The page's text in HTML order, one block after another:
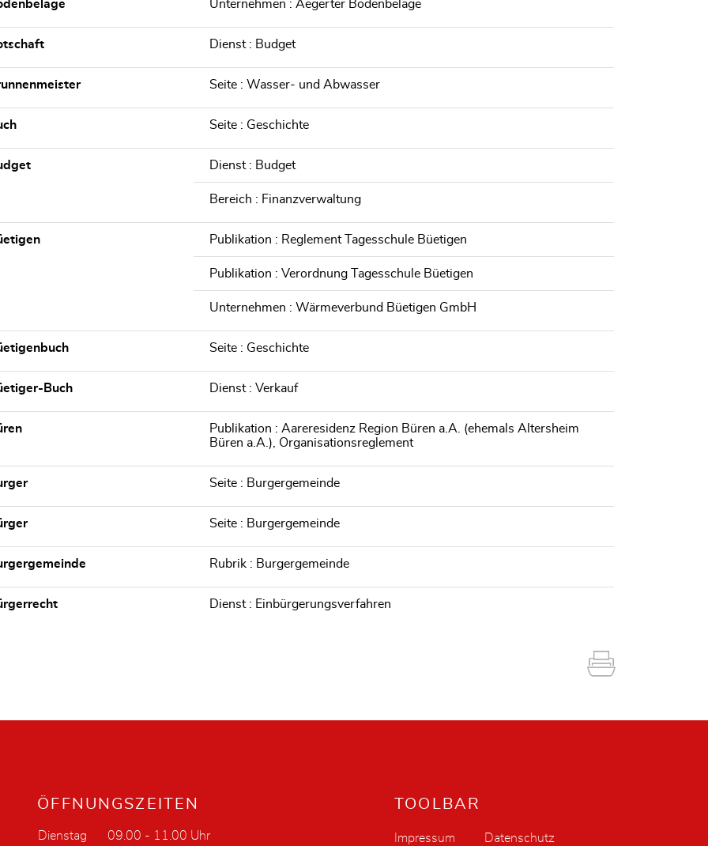
Unternehmen : Aegerter Bodenbeläge
Dienst : Budget
Seite : Wasser- und Abwasser
Seite : Geschichte
Dienst : Budget
Bereich : Finanzverwaltung
Publikation : Reglement Tagesschule Büetigen
Publikation : Verordnung Tagesschule Büetigen
Unternehmen : Wärmeverbund Büetigen GmbH
Seite : Geschichte
Buch Dienst : Verkauf
Publikation : Aareresidenz Region Büren a.A. (ehemals Altersheim
Büren a.A.), Organisationsreglement
Seite : Burgergemeinde
Seite : Burgergemeinde
Rubrik : Burgergemeinde
Dienst : Einbürgerungsverfahren
ÖFFNUNGSZEITEN
Dienstag
09.00 - 11.00 Uhr
TOOLBAR
Impressum Datenschutz